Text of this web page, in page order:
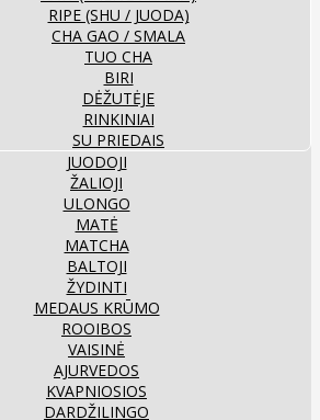
RIPE (SHU / JUODA)
CHA GAO / SMALA
TUO CHA
BIRI
DĖŽUTĖJE
RINKINIAI
SU PRIEDAIS
JUODOJI
ŽALIOJI
ULONGO
MATĖ
MATCHA
BALTOJI
ŽYDINTI
MEDAUS KRŪMO
ROOIBOS
VAISINĖ
AJURVEDOS
KVAPNIOSIOS
DARDŽILINGO